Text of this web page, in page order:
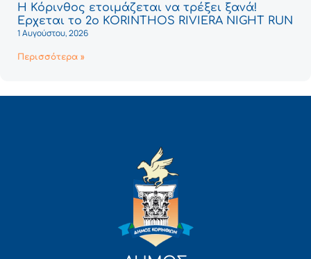
Η Κόρινθος ετοιμάζεται να τρέξει ξανά!
Έρχεται το 2ο KORINTHOS RIVIERA NIGHT RUN
1 Αυγούστου, 2026
Περισσότερα »